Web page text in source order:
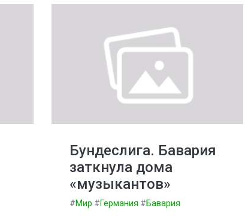
Бундеслига. Бавария
заткнула дома
«музыкантов»
#Мир #Германия #Бавария